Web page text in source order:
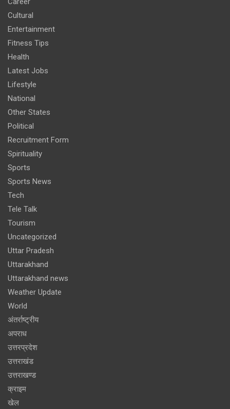
Cultural
Entertainment
Fitness Tips
Health
Latest Jobs
Lifestyle
National
Other States
Political
Recruitment Form
Spirituality
Sports
Sports News
Tech
Tele Talk
Tourism
Uncategorized
Uttar Pradesh
Uttarakhand
Uttarakhand news
Weather Update
World
अंतर्राष्ट्रीय
अपराध
उत्तरप्रदेश
उत्तराखंड
उत्तराखण्ड
क्राइम
खेल